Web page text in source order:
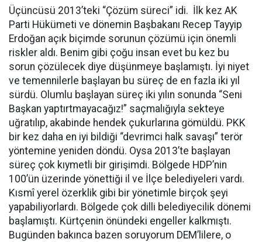
Üçüncüsü 2013’teki “Çözüm süreci” idi. İlk kez AK
Parti Hükümeti ve dönemin Başbakanı Recep Tayyip
Erdoğan açık biçimde sorunun çözümü için önemli
riskler aldı. Benim gibi çoğu insan evet bu kez bu
sorun çözülecek diye düşünmeye başlamıştı. İyi niyet
ve temennilerle başlayan bu süreç de en fazla iki yıl
sürdü. Olumlu başlayan süreç iki yılın sonunda “Seni
Başkan yaptırtmayacağız!” saçmalığıyla sekteye
uğratılıp, akabinde hendek çukurlarına gömüldü. PKK
bir kez daha en iyi bildiği “devrimci halk savaşı” terör
yöntemine yeniden döndü. Oysa 2013’te başlayan
süreç çok kıymetli bir girişimdi. Bölgede HDP’nin
100’ün üzerinde yönettiği il ve İlçe belediyeleri vardı.
Kısmî yerel özerklik gibi bir yönetimle birçok şeyi
yapabiliyorlardı. Bölgede çok dilli belediyecilik dönemi
başlamıştı. Kürtçenin önündeki engeller kalkmıştı.
Bugünden bakınca bazen soruyorum DEM’lilere, o